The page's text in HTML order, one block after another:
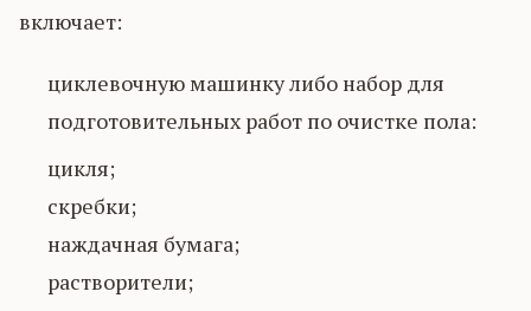
включает:
циклевочную машинку либо набор для
подготовительных работ по очистке пола:
цикля;
скребки;
наждачная бумага;
растворители;